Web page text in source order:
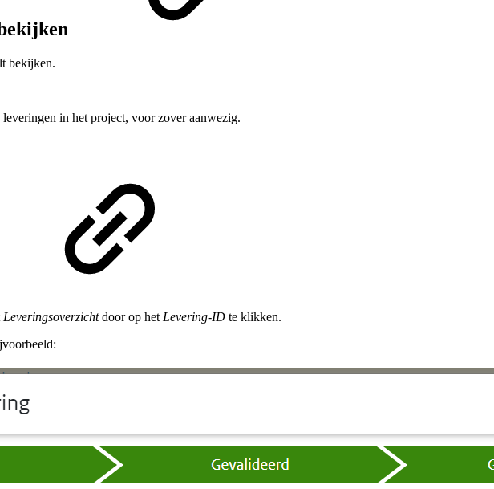
bekijken.
in het project, voor zover aanwezig.
Leveringsoverzichtdoor op het Levering-ID te klikken.